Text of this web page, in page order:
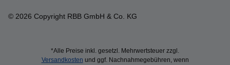
© 2026 Copyright RBB GmbH & Co. KG
*Alle Preise inkl. gesetzl. Mehrwertsteuer zzgl.
Versandkosten und ggf. Nachnahmegebühren, wenn